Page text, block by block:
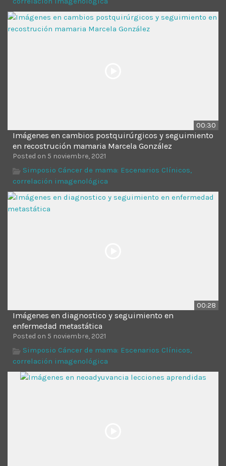
00:30
Imágenes en cambios postquirúrgicos y seguimiento
en recostrución mamaria Marcela González
Posted on 5 noviembre, 2021
Simposio Cáncer de mama: Escenarios Clínicos,
correlación imagenológica
00:28
Imágenes en diagnostico y seguimiento en
enfermedad metastática
Posted on 5 noviembre, 2021
Simposio Cáncer de mama: Escenarios Clínicos,
correlación imagenológica